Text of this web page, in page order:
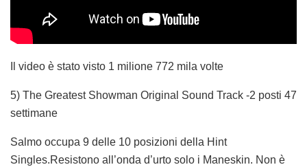
Il video è stato visto 1 milione 772 mila volte
5) The Greatest Showman Original Sound Track -2 posti 47
settimane
Salmo occupa 9 delle 10 posizioni della Hint
Singles.Resistono all’onda d’urto solo i Maneskin. Non è